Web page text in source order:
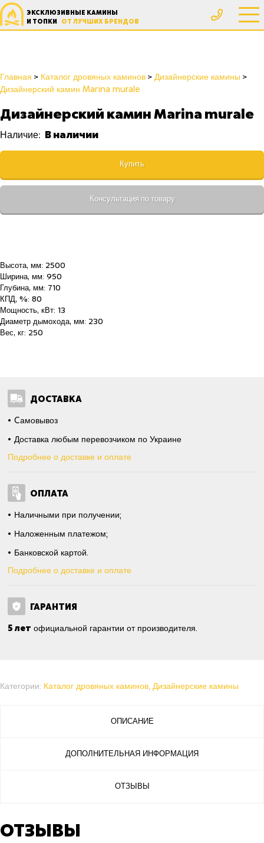
ЭКСКЛЮЗИВНЫЕ КАМИНЫ
И ТОПКИ ОТ ЛУЧШИХ БРЕНДОВ
Главная Каталог дровяных каминов
Дизайнерские камины
Дизайнерский камин Marina murale
Дизайнерский камин Marina murale
Наличие: В наличии
Купить
Консультация по товару
Высота, мм: 2500
Ширина, мм: 950
Глубина, мм: 710
КПД, %: 80
Мощность, кВт: 13
Диаметр дымохода, мм: 230
Вес, кг: 250
ДОСТАВКА
Cамовывоз
Доставка любым перевозчиком по Украине
Подробнее о доставке и оплате
ОПЛАТА
Наличными при получении;
Наложенным платежом;
Банковской картой.
Подробнее о доставке и оплате
ГАРАНТИЯ
5 лет официальной гарантии от производителя.
Категории: Каталог дровяных каминов, Дизайнерские камины
ОПИСАНИЕ
ДОПОЛНИТЕЛЬНАЯ ИНФОРМАЦИЯ
ОТЗЫВЫ
ОТЗЫВЫ